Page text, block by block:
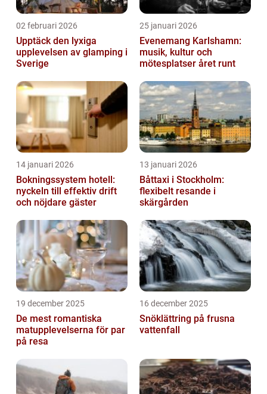
02 februari 2026
Upptäck den lyxiga
upplevelsen av glamping i
Sverige
25 januari 2026
Evenemang Karlshamn:
musik, kultur och
mötesplatser året runt
14 januari 2026
Bokningssystem hotell:
nyckeln till effektiv drift
och nöjdare gäster
13 januari 2026
Båttaxi i Stockholm:
flexibelt resande i
skärgården
19 december 2025
De mest romantiska
matupplevelserna för par
på resa
16 december 2025
Snöklättring på frusna
vattenfall